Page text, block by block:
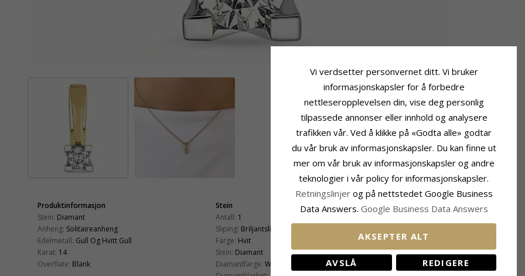
Produktinformasjon
Stein: Diamant
Anheng: Solitaireanheng
Edelmetall: Gull Og Hvitt Gull
Karat: 14
Overflate: Blank
Stein
Antall: 1
Sliping: Briljantslipt
Farge: Hvit
Stein: Diamant
Diamantfarge: Wesselton
Fatning
Dybde: 4,2 mm
Vi verdsetter personvernet ditt. Vi bruker
informasjonskapsler for å forbedre
nettleseropplevelsen din, vise deg personlig
tilpassede annonser eller innhold og analysere
trafikken vår. Ved å klikke på «Godta alle» godtar
du vår bruk av informasjonskapsler. Du kan finne ut
mer om vår bruk av informasjonskapsler og andre
teknologier i vår policy for informasjonskapsler.
Retningslinjer og på nettstedet Google Business
Data Answers. Google Business Data Answers
AKSEPTER ALT
AVSLÅ REDIGERE